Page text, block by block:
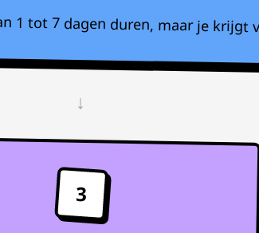
1 tot 7 dagen duren, maar je krijgt
↓
3